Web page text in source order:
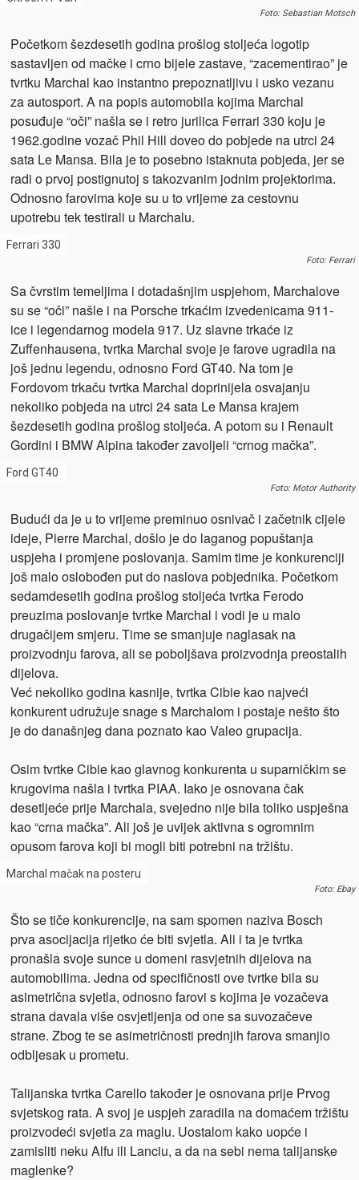
Foto: Sebastian Motsch
Početkom šezdesetih godina prošlog stoljeća logotip
sastavljen od mačke i crno bijele zastave, “zacementirao” je
tvrtku Marchal kao instantno prepoznatljivu i usko vezanu
za autosport. A na popis automobila kojima Marchal
posuđuje “oči” našla se i retro jurilica Ferrari 330 koju je
1962.godine vozač Phil Hill doveo do pobjede na utrci 24
sata Le Mansa. Bila je to posebno istaknuta pobjeda, jer se
radi o prvoj postignutoj s takozvanim jodnim projektorima.
Odnosno farovima koje su u to vrijeme za cestovnu
upotrebu tek testirali u Marchalu.
Ferrari 330
Foto: Ferrari
Sa čvrstim temeljima i dotadašnjim uspjehom, Marchalove
su se “oči” našle i na Porsche trkaćim izvedenicama 911-
ice i legendarnog modela 917. Uz slavne trkaće iz
Zuffenhausena, tvrtka Marchal svoje je farove ugradila na
još jednu legendu, odnosno Ford GT40. Na tom je
Fordovom trkaču tvrtka Marchal doprinijela osvajanju
nekoliko pobjeda na utrci 24 sata Le Mansa krajem
šezdesetih godina prošlog stoljeća. A potom su i Renault
Gordini i BMW Alpina također zavoljeli “crnog mačka”.
Ford GT40
Foto: Motor Authority
Budući da je u to vrijeme preminuo osnivač i začetnik cijele
ideje, Pierre Marchal, došlo je do laganog popuštanja
uspjeha i promjene poslovanja. Samim time je konkurenciji
još malo oslobođen put do naslova pobjednika. Početkom
sedamdesetih godina prošlog stoljeća tvrtka Ferodo
preuzima poslovanje tvrtke Marchal i vodi je u malo
drugačijem smjeru. Time se smanjuje naglasak na
proizvodnju farova, ali se poboljšava proizvodnja preostalih
dijelova.
Već nekoliko godina kasnije, tvrtka Cibie kao najveći
konkurent udružuje snage s Marchalom i postaje nešto što
je do današnjeg dana poznato kao Valeo grupacija.
Osim tvrtke Cibie kao glavnog konkurenta u suparničkim se
krugovima našla i tvrtka PIAA. Iako je osnovana čak
desetljeće prije Marchala, svejedno nije bila toliko uspješna
kao “crna mačka”. Ali još je uvijek aktivna s ogromnim
opusom farova koji bi mogli biti potrebni na tržištu.
Marchal mačak na posteru
Foto: Ebay
Što se tiče konkurencije, na sam spomen naziva Bosch
prva asocijacija rijetko će biti svjetla. Ali i ta je tvrtka
pronašla svoje sunce u domeni rasvjetnih dijelova na
automobilima. Jedna od specifičnosti ove tvrtke bila su
asimetrična svjetla, odnosno farovi s kojima je vozačeva
strana davala više osvjetljenja od one sa suvozačeve
strane. Zbog te se asimetričnosti prednjih farova smanjio
odbljesak u prometu.
Talijanska tvrtka Carello također je osnovana prije Prvog
svjetskog rata. A svoj je uspjeh zaradila na domaćem tržištu
proizvodeći svjetla za maglu. Uostalom kako uopće i
zamisliti neku Alfu ili Lanciu, a da na sebi nema talijanske
maglenke?